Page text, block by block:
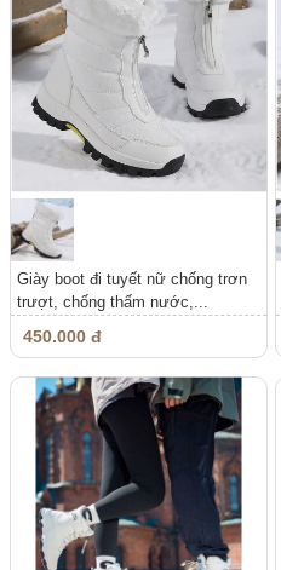
Giày boot đi tuyết nữ chống trơn
trượt, chống thấm nước,...
450.000 đ